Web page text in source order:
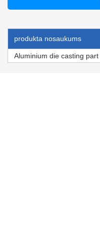
produkta nosaukums
Aluminium die casting part